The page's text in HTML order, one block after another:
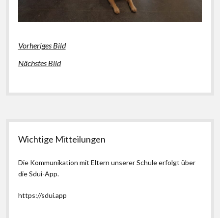
Vorheriges Bild
Nächstes Bild
Seitenleiste
Wichtige Mitteilungen
Die Kommunikation mit Eltern unserer Schule erfolgt über
die Sdui-App.
https://sdui.app